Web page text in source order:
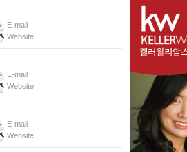
E-mail
Website
E-mail
Website
E-mail
Website